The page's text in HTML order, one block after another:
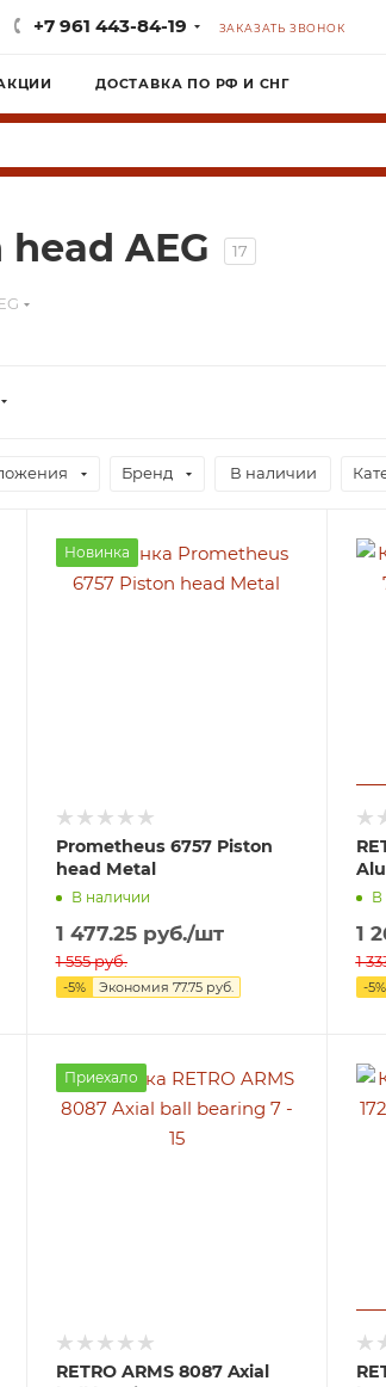
+7 961 443-84-19 ЗАКАЗАТЬ ЗВОНОК
ДОСТАВКА ПО РФ И СНГ
AEG 17
Бренд В наличии
Новинка
Prometheus 6757 Piston
head Metal
В наличии
1 477.25руб./шт
1 555руб.
-5% Экономия 77.75руб.
В
1
1
-5%
Приехало
RETRO ARMS 8087 Axial